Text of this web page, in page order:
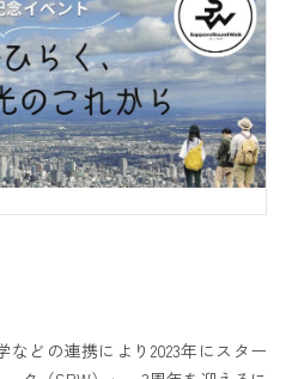
どの連携により2023年にスター